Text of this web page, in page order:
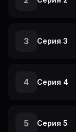
3 Серия 3
4 Серия 4
5 Серия 5